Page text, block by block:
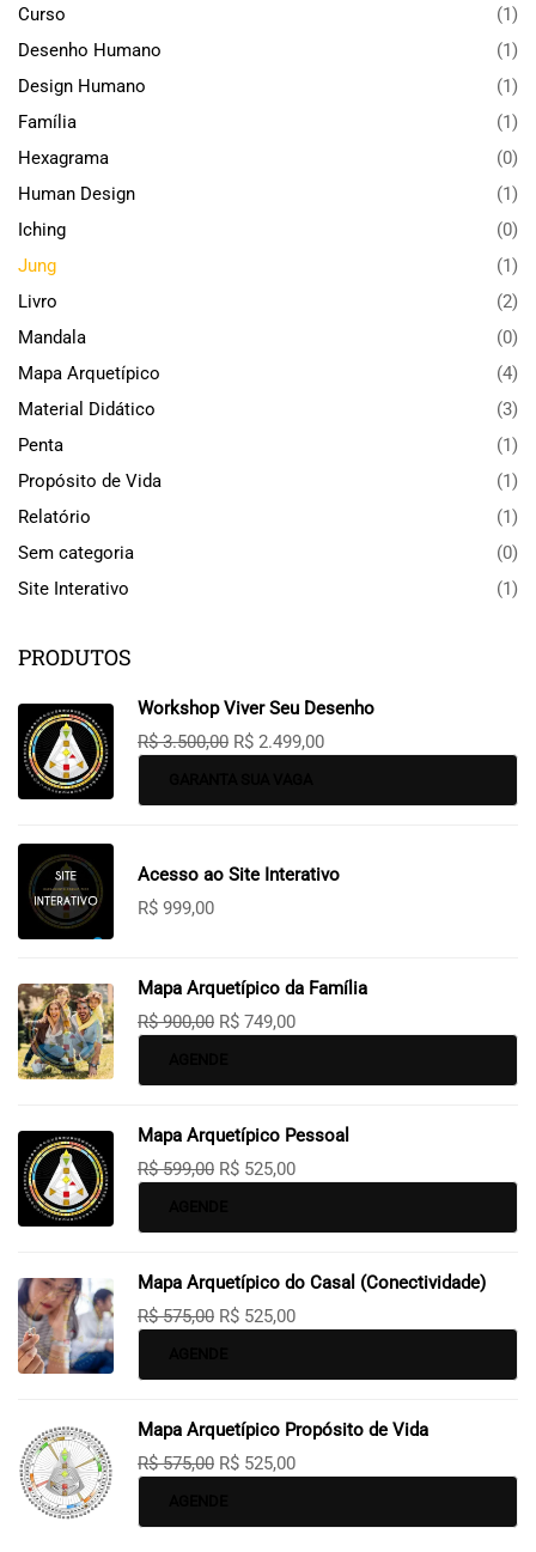
Curso
(1)
Desenho Humano
(1)
Design Humano
(1)
Família
(1)
Hexagrama
(0)
Human Design
(1)
Iching
(0)
Jung
(1)
Livro
(2)
Mandala
(0)
Mapa Arquetípico
(4)
Material Didático
(3)
Penta
(1)
Propósito de Vida
(1)
Relatório
(1)
Sem categoria
(0)
Site Interativo
(1)
PRODUTOS
Workshop Viver Seu Desenho
R$3.500,00 R$ 2.499,00
Acesso ao Site Interativo
R$ 999,00
Mapa Arquetípico da Família
R$900,00 R$ 749,00
Mapa Arquetípico Pessoal
R$599,00 R$ 525,00
Mapa Arquetípico do Casal (Conectividade)
R$575,00 R$ 525,00
Mapa Arquetípico Propósito de Vida
R$575,00 R$ 525,00